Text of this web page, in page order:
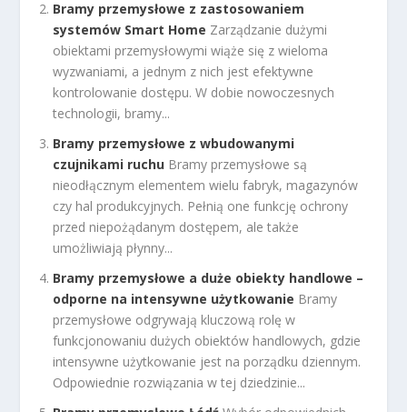
Bramy przemysłowe z zastosowaniem
systemów Smart Home Zarządzanie dużymi
obiektami przemysłowymi wiąże się z wieloma
wyzwaniami, a jednym z nich jest efektywne
kontrolowanie dostępu. W dobie nowoczesnych
technologii, bramy...
Bramy przemysłowe z wbudowanymi
czujnikami ruchu Bramy przemysłowe są
nieodłącznym elementem wielu fabryk, magazynów
czy hal produkcyjnych. Pełnią one funkcję ochrony
przed niepożądanym dostępem, ale także
umożliwiają płynny...
Bramy przemysłowe a duże obiekty handlowe –
odporne na intensywne użytkowanie Bramy
przemysłowe odgrywają kluczową rolę w
funkcjonowaniu dużych obiektów handlowych, gdzie
intensywne użytkowanie jest na porządku dziennym.
Odpowiednie rozwiązania w tej dziedzinie...